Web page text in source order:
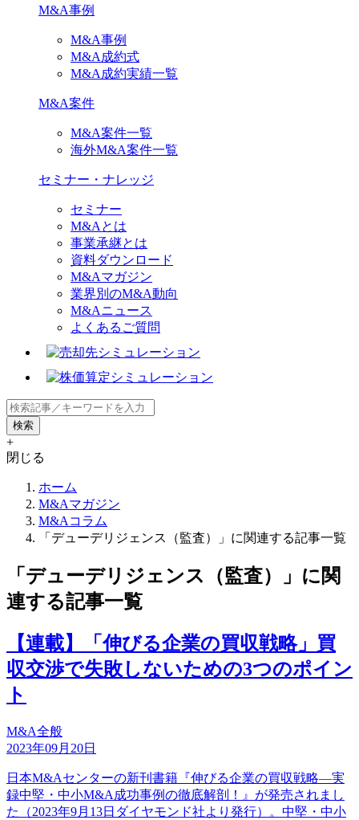
M&A事例
M&A事例
M&A成約式
M&A成約実績一覧
M&A案件
M&A案件一覧
海外M&A案件一覧
セミナー・ナレッジ
セミナー
M&Aとは
事業承継とは
資料ダウンロード
M&Aマガジン
業界別のM&A動向
M&Aニュース
よくあるご質問
+
閉じる
ホーム
M&Aマガジン
M&Aコラム
「デューデリジェンス（監査）」に関連する記事一覧
「デューデリジェンス（監査）」に関
連する記事一覧
【連載】「伸びる企業の買収戦略」買
収交渉で失敗しないための3つのポイン
ト
M&A全般
2023年09月20日
日本M&Aセンターの新刊書籍『伸びる企業の買収戦略―実
録中堅・中小M&A成功事例の徹底解剖！』が発売されまし
た（2023年9月13日ダイヤモンド社より発行）。中堅・中小